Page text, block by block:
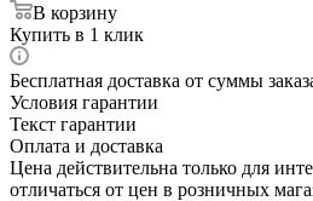
В корзину
Купить в 1 клик
Бесплатная доставка от суммы
Условия гарантии
Текст гарантии
Оплата и доставка
Цена действительна только для
отличаться от цен в розничных